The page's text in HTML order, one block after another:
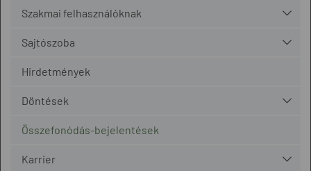
Szakmai felhasználóknak
Sajtószoba
Hirdetmények
Döntések
Összefonódás-bejelentések
Karrier